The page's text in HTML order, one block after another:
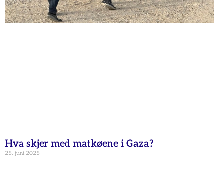
Hva skjer med matkøene i Gaza?
25. juni 2025